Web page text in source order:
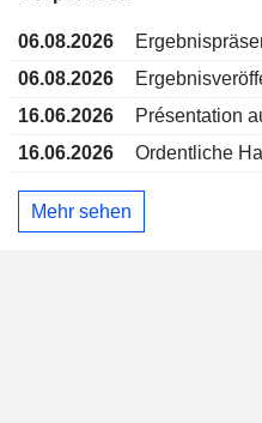
06.08.2026
06.08.2026
16.06.2026
Présentation
16.06.2026
Ordentliche
Mehr sehen